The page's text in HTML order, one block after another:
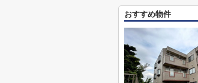
おすすめ物件